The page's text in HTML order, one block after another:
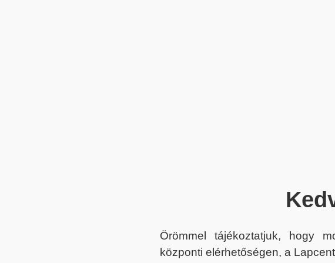
Örömmel tájékoztatjuk, hogy
központi elérhetőségen, a